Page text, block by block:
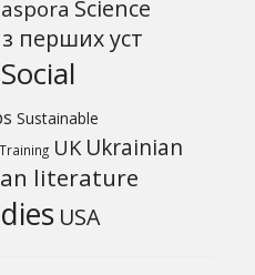
Science
перших уcт
Social
Sustainable
Training UK Ukrainian
literature
USA